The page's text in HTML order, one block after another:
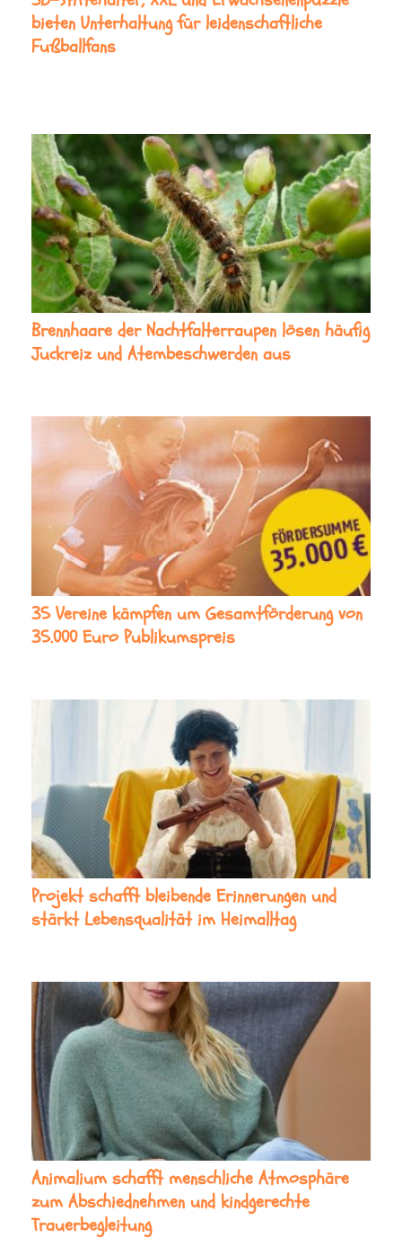
bieten Unterhaltung für leidenschaftliche
Fußballfans
Brennhaare der Nachtfalterraupen lösen häufig
Juckreiz und Atembeschwerden aus
35 Vereine kämpfen um Gesamtförderung von
35.000 Euro Publikumspreis
Projekt schafft bleibende Erinnerungen und
stärkt Lebensqualität im Heimalltag
Animalium schafft menschliche Atmosphäre
zum Abschiednehmen und kindgerechte
Trauerbegleitung